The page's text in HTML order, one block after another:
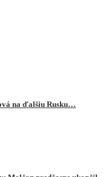
na ďalšiu Rusku…